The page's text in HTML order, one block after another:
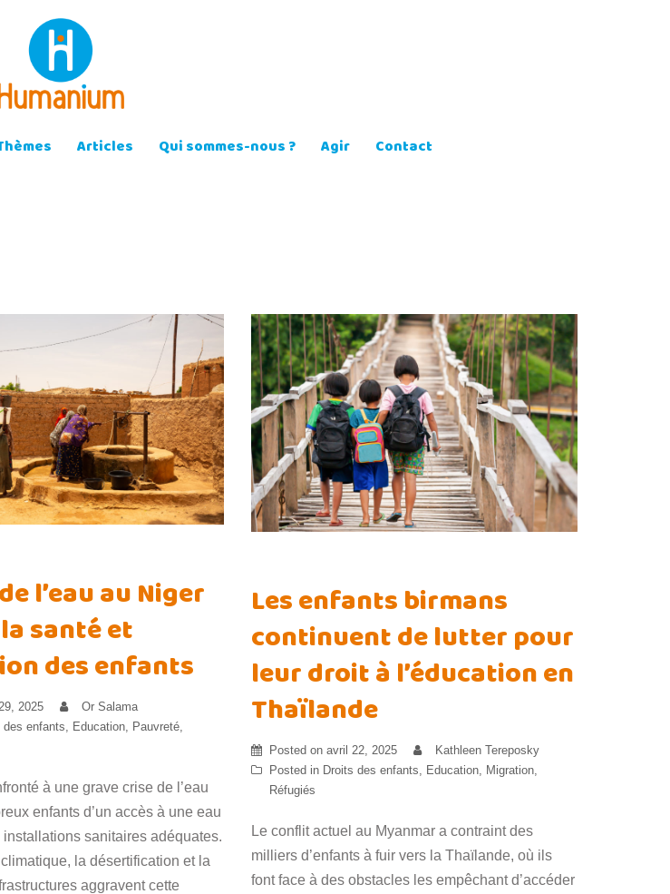
Articles Qui sommes-nous ? Agir Contact
l’eau au Niger
santé et
des enfants
2025
Or Salama
des enfants, Education, Pauvreté,
à une grave crise de l’eau
enfants d’un accès à une eau
installations sanitaires adéquates.
la désertification et la
aggravent cette
Les enfants birmans
continuent de lutter pour
leur droit à l’éducation en
Thaïlande
Posted on avril 22, 2025
Kathleen Tereposky
Posted in Droits des enfants, Education, Migration,
Réfugiés
Le conflit actuel au Myanmar a contraint des
milliers d’enfants à fuir vers la Thaïlande, où ils
font face à des obstacles les empêchant d’accéder